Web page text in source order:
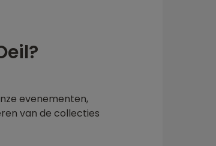
evenementen,
van de collecties